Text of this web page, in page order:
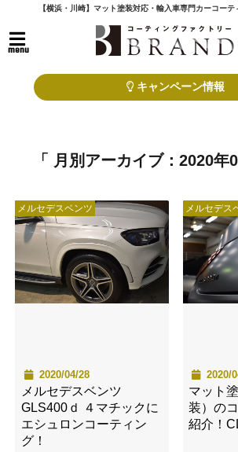
【横浜・川崎】マット塗装対応・輸入車専門カーコー
menu
キャンペーン情報
「 月別アーカイブ：2020年
メルセデスベンツ
2020/04/28
メルセデスベンツ
GLS400ｄ ４マチックに
エシュロンコーティン
グ！
メルセデス
2020/
マット
装）の
紹介！